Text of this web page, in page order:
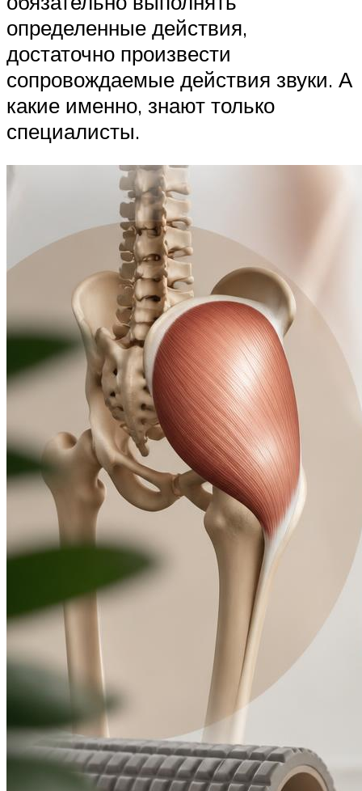
определенные действия,
достаточно произвести
сопровождаемые действия звуки. А
какие именно, знают только
специалисты.